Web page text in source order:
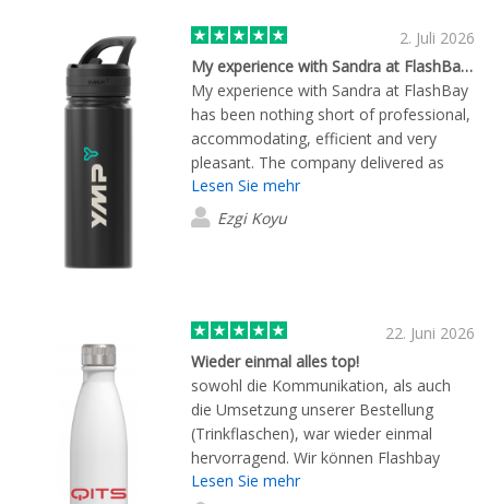
2. Juli 2026
My experience with Sandra at FlashBay…
My experience with Sandra at FlashBay
has been nothing short of professional,
accommodating, efficient and very
pleasant. The company delivered as
promised as well but my experience
with Sandra was the reason I
continuously ordered.
Lesen Sie mehr
Ezgi Koyu
22. Juni 2026
Wieder einmal alles top!
sowohl die Kommunikation, als auch
die Umsetzung unserer Bestellung
(Trinkflaschen), war wieder einmal
hervorragend. Wir können Flashbay
bedenkenlos weiterempfehlen.
Lesen Sie mehr